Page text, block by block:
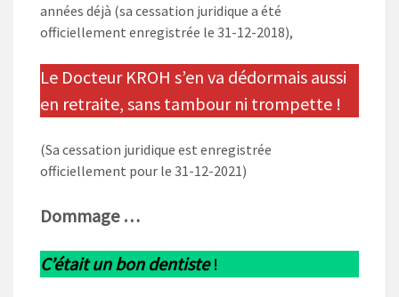
années déjà (sa cessation juridique a été
officiellement enregistrée le 31-12-2018),
Le Docteur KROH s’en va dédormais aussi
en retraite, sans tambour ni trompette !
(Sa cessation juridique est enregistrée
officiellement pour le 31-12-2021)
Dommage …
C’était un bon dentiste!